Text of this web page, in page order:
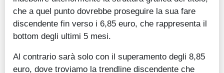
che a quel punto dovrebbe proseguire la sua fare
discendente fin verso i 6,85 euro, che rappresenta il
bottom degli ultimi 5 mesi.
Al contrario sarà solo con il superamento degli 8,85
euro, dove troviamo la trendline discendente che